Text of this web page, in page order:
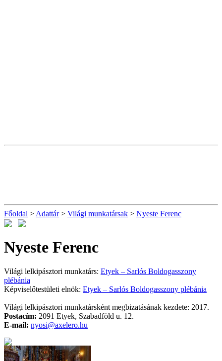
Főoldal > Adattár> Világi munkatársak > Nyeste Ferenc
Nyeste Ferenc
Világi lelkipásztori munkatárs: Etyek – Sarlós Boldogasszony
plébánia
Képviselőtestületi elnök: Etyek – Sarlós Boldogasszony plébánia
Világi lelkipásztori munkatársként megbizatásának kezdete: 2017.
Postacím: 2091 Etyek, Szabadföld u. 12.
E-mail: nyosi@axelero.hu